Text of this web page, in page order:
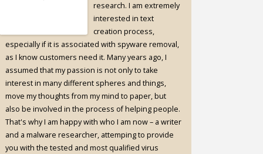
research. I am extremely
interested in text
creation process,
especially if it is associated with spyware removal,
as I know customers need it. Many years ago, I
assumed that my passion is not only to take
interest in many different spheres and things,
move my thoughts from my mind to paper, but
also be involved in the process of helping people.
That's why I am happy with who I am now – a writer
and a malware researcher, attemping to provide
you with the tested and most qualified virus